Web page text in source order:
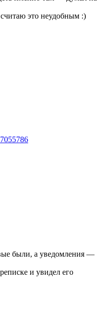
считаю это неудобным :)
были, а уведомления —
и увидел его